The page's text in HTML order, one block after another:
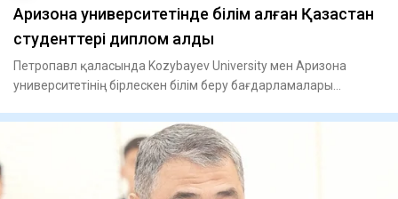
Аризона университетінде білім алған Қазақстан
студенттері диплом алды
Петропавл қаласында Kozybayev University мен Аризона
университетінің бірлескен білім беру бағдарламалары